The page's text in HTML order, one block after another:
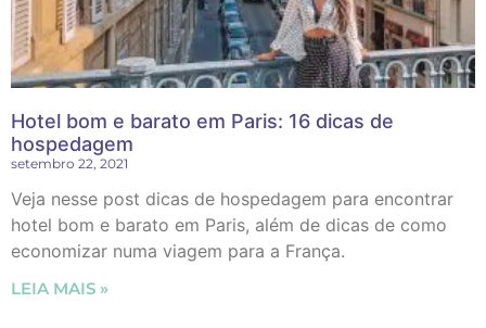
Hotel bom e barato em Paris: 16 dicas de
hospedagem
setembro 22, 2021
Veja nesse post dicas de hospedagem para encontrar
hotel bom e barato em Paris, além de dicas de como
economizar numa viagem para a França.
LEIA MAIS »